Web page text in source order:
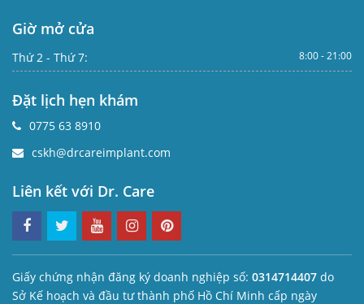
Giờ mở cửa
Thứ 2 - Thứ 7: 8:00 - 21:00
Đặt lịch hẹn khám
0775 63 8910
cskh@drcareimplant.com
Liên kết với Dr. Care
Giấy chứng nhận đăng ký doanh nghiệp số: 0314714407 do
Sở Kế hoạch và đầu tư thành phố Hồ Chí Minh cấp ngày